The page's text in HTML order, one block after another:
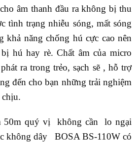
âm thanh đầu ra không bị thu
tình trạng nhiễu sóng, mất sóng
khả năng chống hú cực cao nên
hú hay rè. Chất âm của micro
ra trong trẻo, sạch sẽ , hỗ trợ
đến cho bạn những trải nghiệm
50m quý vị không cần lo ngại
không dây BOSA BS-110W có